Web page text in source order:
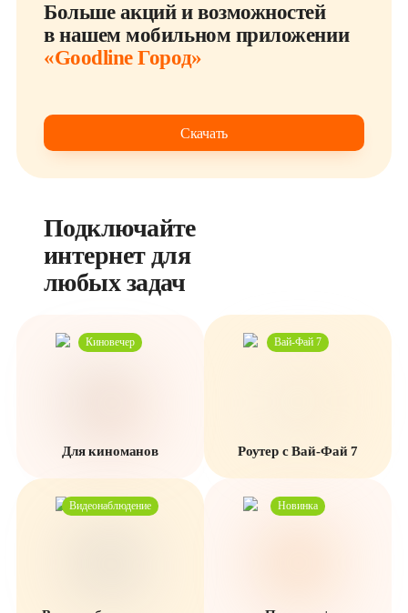
Больше акций и возможностей
в нашем мобильном приложении
«Goodline Город»
Скачать
Подключайте
интернет для
любых задач
Для киноманов
Киновечер
Роутер с Вай-Фай 7
Вай-Фай 7
Видеонаблюдение Новинка